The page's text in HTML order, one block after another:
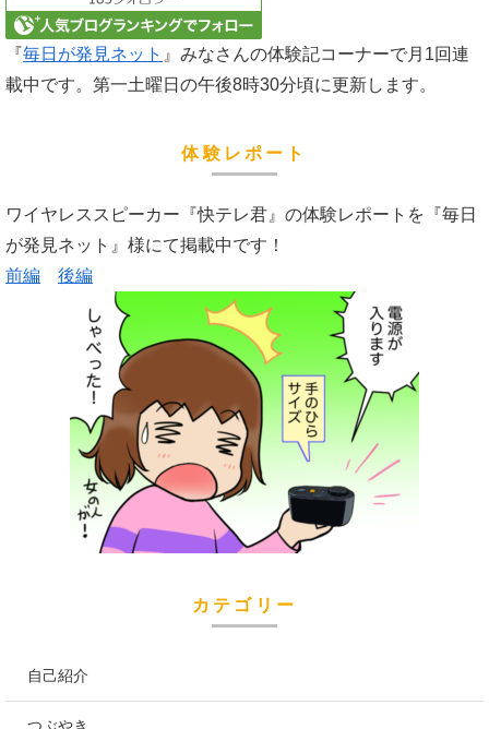
『毎日が発見ネット 』みなさんの体験記コーナーで月1回連
載中です。第一土曜日の午後8時30分頃に更新します。
体験レポート
ワイヤレススピーカー『快テレ君』の体験レポートを『毎日
が発見ネット』様にて掲載中です！
前編
後編
カテゴリー
自己紹介